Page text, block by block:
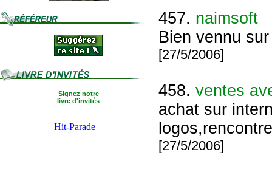
Signez notre
livre d'invités
457. naimsoft
Bien vennu
[27/5/2006]
458. ventes
achat sur
[27/5/2006]